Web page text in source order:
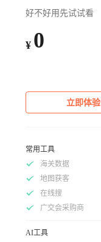
好不好用先试试看
¥ 0
立即体验
常用工具
海关数据
地图获客
在线搜
广交会采购商
AI工具